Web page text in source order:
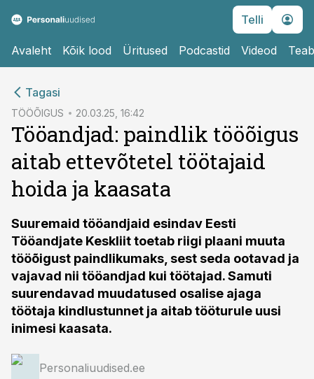
Telli
Avaleht Kõik lood Üritused Podcastid Videod
Tagasi
TÖÖÕIGUS 20.03.25, 16:42
Tööandjad: paindlik tööõigus
aitab ettevõtetel töötajaid
hoida ja kaasata
Suuremaid tööandjaid esindav Eesti
Tööandjate Keskliit toetab riigi plaani muuta
tööõigust paindlikumaks, sest seda ootavad ja
vajavad nii tööandjad kui töötajad. Samuti
suurendavad muudatused osalise ajaga
töötaja kindlustunnet ja aitab tööturule uusi
inimesi kaasata.
Personaliuudised.ee